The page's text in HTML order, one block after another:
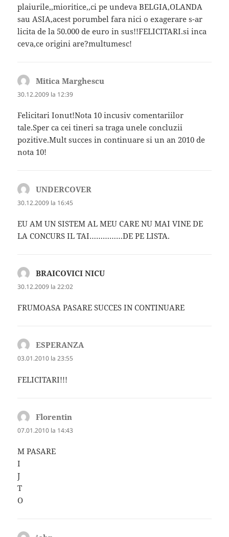
plaiurile,,mioritice,,ci pe undeva BELGIA,OLANDA
sau ASIA,acest porumbel fara nici o exagerare s-ar
licita de la 50.000 de euro in sus!!FELICITARI.si inca
ceva,ce origini are?multumesc!
Mitica Marghescu
30.12.2009 la 12:39
Felicitari Ionut!Nota 10 incusiv comentariilor
tale.Sper ca cei tineri sa traga unele concluzii
pozitive.Mult succes in continuare si un an 2010 de
nota 10!
UNDERCOVER
30.12.2009 la 16:45
EU AM UN SISTEM AL MEU CARE NU MAI VINE DE
LA CONCURS IL TAI……………DE PE LISTA.
BRAICOVICI NICU
30.12.2009 la 22:02
FRUMOASA PASARE SUCCES IN CONTINUARE
ESPERANZAspune:
03.01.2010 la 23:55
FELICITARI!!!
Florentin
07.01.2010 la 14:43
M PASARE
I
J
T
O